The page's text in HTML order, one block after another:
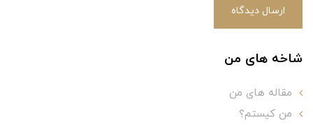
ارسال دیدگاه
شاخه های من
مقاله های من
من کیستم؟